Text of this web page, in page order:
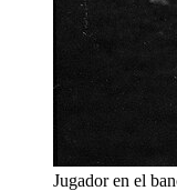
Jugador en el